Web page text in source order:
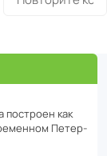
пост­роен как
Пете­р­